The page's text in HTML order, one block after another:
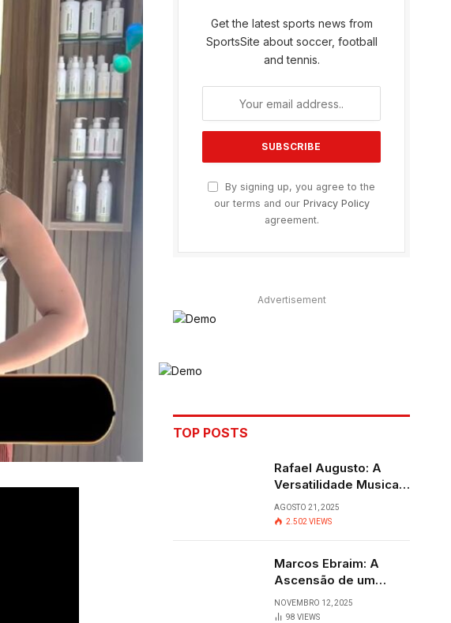
Get the latest sports news from
SportsSite about soccer, football
and tennis.
By signing up, you agree to the
our terms and our Privacy Policy
agreement.
Advertisement
TOP POSTS
Rafael Augusto: A
Versatilidade Musical
que Transcende
Fronteiras
AGOSTO 21, 2025
2.502 VIEWS
Marcos Ebraim: A
Ascensão de um
Jovem Talento do
Sertanejo
NOVEMBRO 12, 2025
98 VIEWS